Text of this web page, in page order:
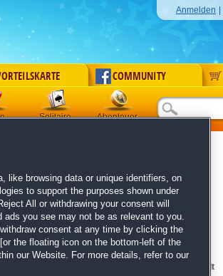
Anmelden
COMMUNITY
Solitaire Abenteuer
Journey: Tears of the Lake
Games
1 Mitglied
753.0 MB
Object-Adventure-Story in düsterer Fantasy-Welt
like browsing data or unique identifiers, on
to support the purposes shown under
All or withdrawing your consent will
you see may not be as relevant to you.
consent at any time by clicking the
the floating icon on the bottom-left of the
our Website. For more details, refer to our